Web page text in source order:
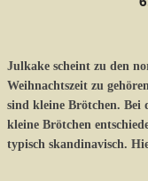
Julkake scheint zu den
Weihnachtszeit zu
sind kleine Brötchen. Bei
kleine Brötchen
typisch skandinavisch.